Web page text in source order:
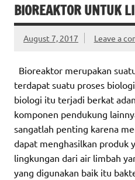
BIOREAKTOR UNTUK
August 7, 2017 Leave a
Bioreaktor merupakan
terdapat suatu proses
biologi itu terjadi berkat
komponen pendukung
sangatlah penting karena
dapat menghasilkan produk
lingkungan dari air limbah
yang digunakan baik itu